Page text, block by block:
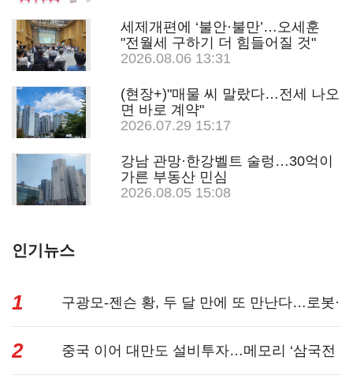
세제개편에 ‘불안·불만’…오세훈
"전월세 구하기 더 힘들어질 것"
2026.08.06 13:31
(현장+)"매물 씨 말랐다…전세 나오
면 바로 계약"
2026.07.29 15:17
강남 관망·한강벨트 술렁…30억이
가른 부동산 민심
2026.08.05 15:08
인기뉴스
1 구광모-젠슨 황, 두 달 만에 또 만난다…로봇·
AI 등 논...
2 중국 이어 대만도 설비투자…메모리 ‘삼국전